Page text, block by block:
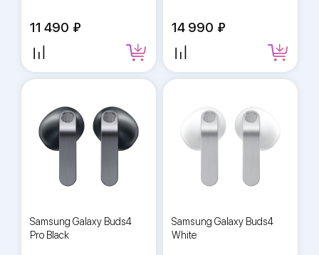
11 490 14 990
Samsung Galaxy Buds4
Pro Black
Samsung Galaxy Buds4
White